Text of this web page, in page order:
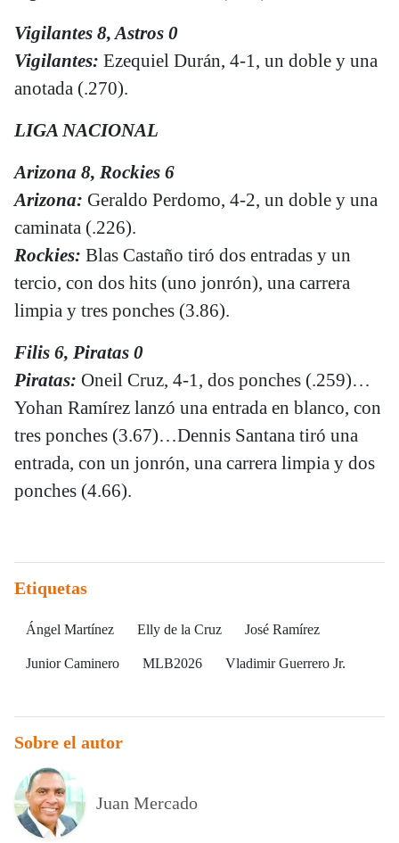
Vigilantes 8, Astros 0
Vigilantes: Ezequiel Durán, 4-1, un doble y una
anotada (.270).
LIGA NACIONAL
Arizona 8, Rockies 6
Arizona: Geraldo Perdomo, 4-2, un doble y una
caminata (.226).
Rockies: Blas Castaño tiró dos entradas y un
tercio, con dos hits (uno jonrón), una carrera
limpia y tres ponches (3.86).
Filis 6, Piratas 0
Piratas: Oneil Cruz, 4-1, dos ponches (.259)…
Yohan Ramírez lanzó una entrada en blanco, con
tres ponches (3.67)…Dennis Santana tiró una
entrada, con un jonrón, una carrera limpia y dos
ponches (4.66).
Etiquetas
Ángel Martínez Elly de la Cruz José Ramírez
Junior Caminero MLB2026 Vladimir Guerrero Jr.
Sobre el autor
Juan Mercado